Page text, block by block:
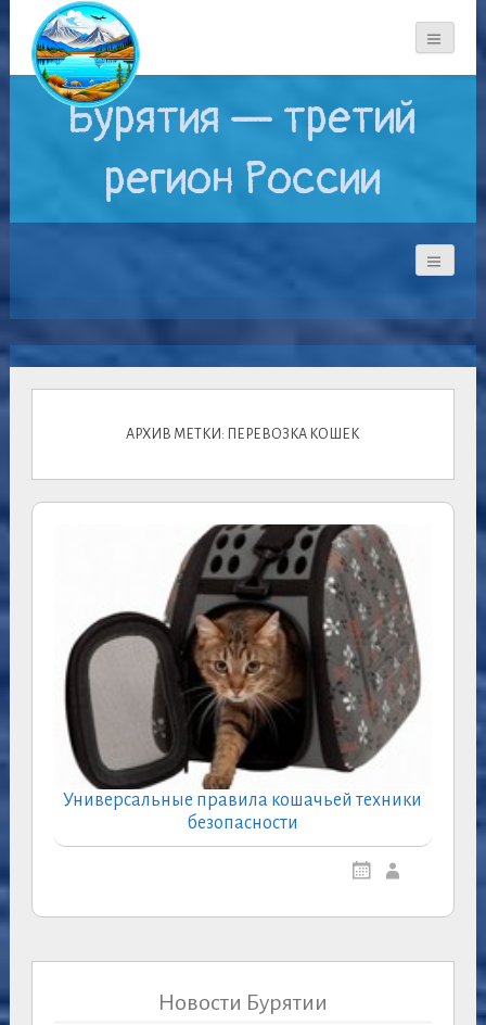
Бурятия — третий
регион России
АРХИВ МЕТКИ: ПЕРЕВОЗКА КОШЕК
Универсальные правила кошачьей техники
безопасности
Новости Бурятии